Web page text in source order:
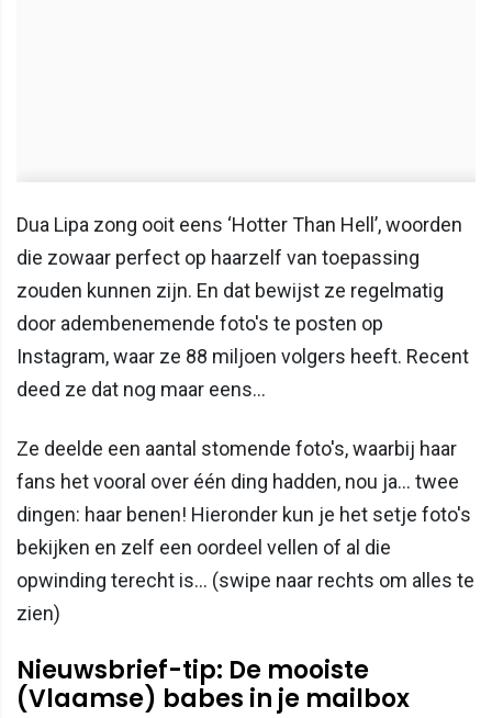
Dua Lipa zong ooit eens ‘Hotter Than Hell’, woorden
die zowaar perfect op haarzelf van toepassing
zouden kunnen zijn. En dat bewijst ze regelmatig
door adembenemende foto's te posten op
Instagram, waar ze 88 miljoen volgers heeft. Recent
deed ze dat nog maar eens...
Ze deelde een aantal stomende foto's, waarbij haar
fans het vooral over één ding hadden, nou ja... twee
dingen: haar benen! Hieronder kun je het setje foto's
bekijken en zelf een oordeel vellen of al die
opwinding terecht is... (swipe naar rechts om alles te
zien)
Nieuwsbrief-tip: De mooiste
(Vlaamse) babes in je mailbox